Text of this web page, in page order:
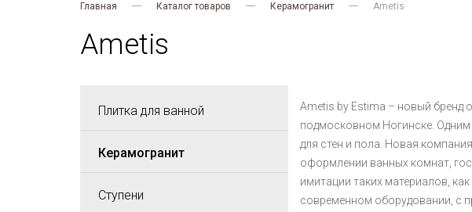
Главная Каталог товаров Керамогранит Ametis
Ametis
Плитка для ванной
Керамогранит
Ступени
Ametis by Estima – новый бренд
подмосковном Ногинске. Одним
для стен и пола. Новая
оформлении ванных комнат,
имитации таких материалов,
современном оборудовании, с